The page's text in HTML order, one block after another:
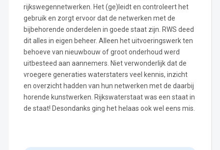
rijkswegennetwerken. Het (ge)leidt en controleert het
gebruik en zorgt ervoor dat de netwerken met de
bijbehorende onderdelen in goede staat zijn. RWS deed
dit alles in eigen beheer. Alleen het uitvoeringswerk ten
behoeve van nieuwbouw of groot onderhoud werd
uitbesteed aan aannemers. Niet verwonderlijk dat de
vroegere generaties waterstaters veel kennis, inzicht
en overzicht hadden van hun netwerken met de daarbij
horende kunstwerken. Rijkswaterstaat was een staat in
de staat! Desondanks ging het helaas ook wel eens mis.